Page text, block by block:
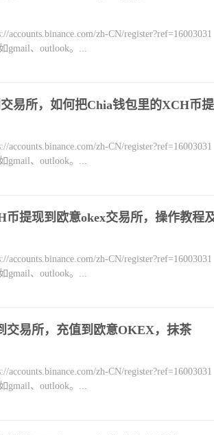
zh-CN/
gmail、outlook。...
易所，如何把Chia钱包里的XCH币
zh-CN/
gmail、outlook。...
提现到欧意okex交易所，操作教程
zh-CN/
gmail、outlook。...
交易所，充值到欧意OKEX，抹茶
zh-CN/
gmail、outlook。...